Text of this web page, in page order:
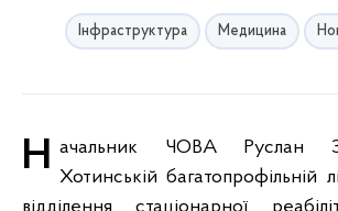
Інфраструктура Медицина
Начальник ЧОВА Руслан Запаранюк: У Хотинській багатопрофільній